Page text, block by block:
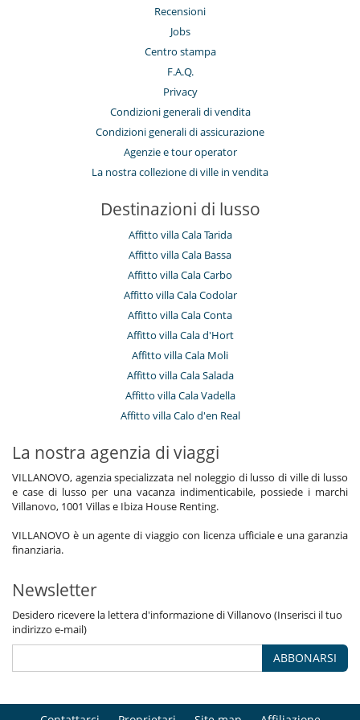
Recensioni
Jobs
Centro stampa
F.A.Q.
Privacy
Condizioni generali di vendita
Condizioni generali di assicurazione
Agenzie e tour operator
La nostra collezione di ville in vendita
Destinazioni di lusso
Affitto villa Cala Tarida
Affitto villa Cala Bassa
Affitto villa Cala Carbo
Affitto villa Cala Codolar
Affitto villa Cala Conta
Affitto villa Cala d'Hort
Affitto villa Cala Moli
Affitto villa Cala Salada
Affitto villa Cala Vadella
Affitto villa Calo d'en Real
La nostra agenzia di viaggi
VILLANOVO, agenzia specializzata nel noleggio di lusso di ville di lusso
e case di lusso per una vacanza indimenticabile, possiede i marchi
Villanovo, 1001 Villas e Ibiza House Renting.
VILLANOVO è un agente di viaggio con licenza ufficiale e una garanzia
finanziaria.
Newsletter
Desidero ricevere la lettera d'informazione di Villanovo (Inserisci il tuo
indirizzo e-mail)
ABBONARSI